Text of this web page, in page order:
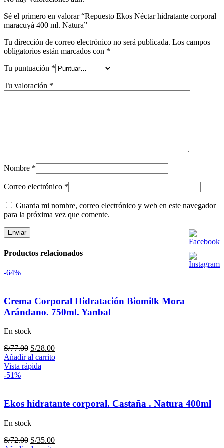
Sé el primero en valorar “Repuesto Ekos Néctar hidratante corporal
maracuyá 400 ml. Natura”
Tu dirección de correo electrónico no será publicada. Los campos
obligatorios están marcados con *
Tu puntuación *
Tu valoración *
Nombre *
Correo electrónico *
Guarda mi nombre, correo electrónico y web en este navegador
para la próxima vez que comente.
Productos relacionados
-64%
Crema Corporal Hidratación Biomilk Mora
Arándano. 750ml. Yanbal
En stock
S/77.00 El
precio
original
S/28.00El
precio
Añadir al carrito
Vista rápida
-51%
Ekos hidratante corporal. Castaña . Natura 400ml
En stock
S/72.00 El
S/35.00El